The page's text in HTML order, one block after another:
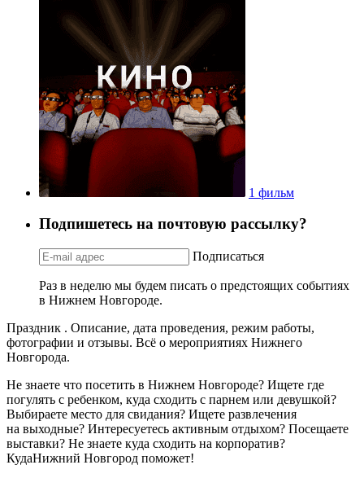
1 фильм
Подпишетесь на почтовую рассылку?
Подписаться
Раз в неделю мы будем писать о предстоящих событиях
в Нижнем Новгороде.
Праздник . Описание, дата проведения, режим работы,
фотографии и отзывы. Всё о мероприятиях Нижнего
Новгорода.
Не знаете что посетить в Нижнем Новгороде? Ищете где
погулять с ребенком, куда сходить с парнем или девушкой?
Выбираете место для свидания? Ищете развлечения
на выходные? Интересуетесь активным отдыхом? Посещаете
выставки? Не знаете куда сходить на корпоратив?
КудаНижний Новгород поможет!